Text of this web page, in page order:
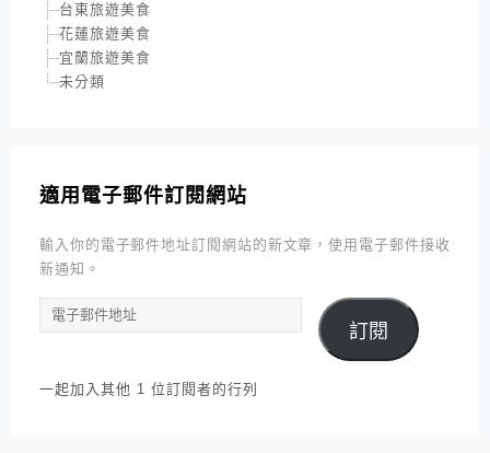
台東旅遊美食
花蓮旅遊美食
宜蘭旅遊美食
未分類
適用電子郵件訂閱網站
輸入你的電子郵件地址訂閱網站的新文章，使用電子郵件接收
新通知。
電
子
件
訂閱
一起加入其他 1 位訂閱者的行列